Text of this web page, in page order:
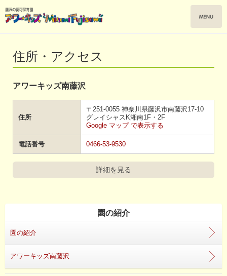
住所・アクセス
アワーキッズ南藤沢
住所
〒251-0055 神奈川県藤沢市南藤沢17-10
グレイシャスK湘南1F・2F
Google マップ で表示する
電話番号 0466-53-9530
詳細を見る
園の紹介
園の紹介
アワーキッズ南藤沢